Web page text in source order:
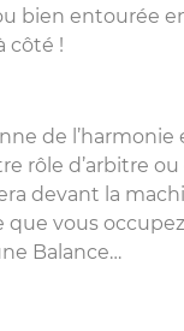
bien entourée
côté !
de
rôle d’arbitre
devant la
que vous
Balance…